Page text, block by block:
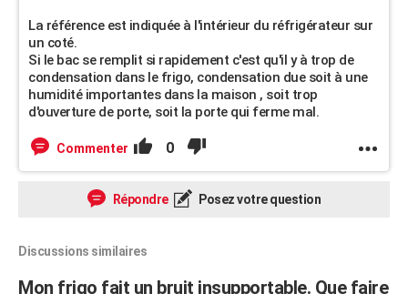
La référence est indiquée à l'intérieur du réfrigérateur sur
un coté.
Si le bac se remplit si rapidement c'est qu'il y à trop de
condensation dans le frigo, condensation due soit à une
humidité importantes dans la maison , soit trop
d'ouverture de porte, soit la porte qui ferme mal.
Commenter 0
Répondre Posez votre question
Discussions similaires
Mon frigo fait un bruit insupportable. Que faire